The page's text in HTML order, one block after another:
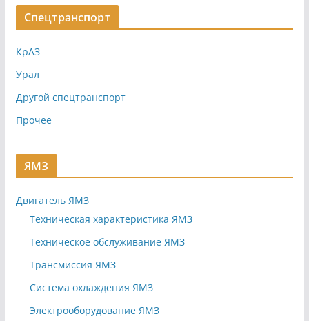
Спецтранспорт
КрАЗ
Урал
Другой спецтранспорт
Прочее
ЯМЗ
Двигатель ЯМЗ
Техническая характеристика ЯМЗ
Техническое обслуживание ЯМЗ
Трансмиссия ЯМЗ
Система охлаждения ЯМЗ
Электрооборудование ЯМЗ